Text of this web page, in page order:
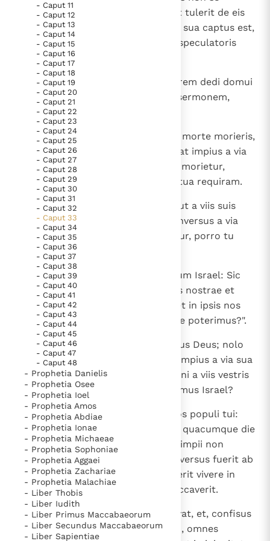
Paus Leo XIV in Pavia: "De stad is zowel een gave als
een taak"
Paus in Pavia: St. Augustinus toont ons de noodzaak om
"naar het innerlijk" toe te keren.
RK Documenten stelt heel veel belangrijke
kerkelijke documenten van de Rooms
Katholieke Kerk in het Nederlands beschikbaar
en is volledig afhankelijk van donaties.
Ik help mee!
- Caput 11
- Caput 12
- Caput 13
- Caput 14
- Caput 15
- Caput 16
- Caput 17
- Caput 18
- Caput 19
- Caput 20
- Caput 21
- Caput 22
- Caput 23
- Caput 24
- Caput 25
- Caput 26
- Caput 27
- Caput 28
- Caput 29
- Caput 30
- Caput 31
- Caput 32
- Caput 33
- Caput 34
- Caput 35
- Caput 36
- Caput 37
- Caput 38
- Caput 39
- Caput 40
- Caput 41
- Caput 42
- Caput 43
- Caput 44
- Caput 45
- Caput 46
- Caput 47
- Caput 48
- Prophetia Danielis
- Prophetia Osee
- Prophetia Ioel
- Prophetia Amos
- Prophetia Abdiae
- Prophetia Ionae
- Prophetia Michaeae
- Prophetia Sophoniae
- Prophetia Aggaei
- Prophetia Zachariae
- Prophetia Malachiae
- Liber Thobis
- Liber Iudith
- Liber Primus Maccabaeorum
- Liber Secundus Maccabaeorum
- Liber Sapientiae
custodierit; veneritque gladius et tulerit de eis
animam: ille quidem in iniquitate sua captus est,
sanguinem autem eius de manu speculatoris
requiram.
Te autem, fili hominis, speculatorem dedi domui
Israel. Audiens ergo ex ore meo sermonem,
commonebis eos ex me.
Si, me dicente ad impium: Impie, morte morieris,
non fueris locutus, ut se custodiat impius a via
sua, ipse impius in iniquitate sua morietur,
sanguinem autem eius de manu tua requiram.
Si autem commonueris impium, ut a viis suis
convertatur, et ille non fuerit conversus a via
sua, ipse in iniquitate sua morietur, porro tu
animam tuam liberasti.
Tu ergo, fili hominis, dic ad domum Israel: Sic
locuti estis, dicentes: "Iniquitates nostrae et
peccata nostra super nos sunt, et in ipsis nos
tabescimus; quomodo ergo vivere poterimus?".
Dic ad eos: Vivo ego, dicit Dominus Deus; nolo
mortem impii, sed ut revertatur impius a via sua
et vivat. Convertimini, convertimini a viis vestris
pessimis; et quare moriemini, domus Israel?
Tu itaque, fili hominis, dic ad filios populi tui:
Iustitia iusti non liberabit eum in quacumque die
praevaricatus fuerit; et impietas impii non
nocebit ei in quacumque die conversus fuerit ab
impietate sua; et iustus non poterit vivere in
iustitia sua in quacumque die peccaverit.
Etiamsi dixero iusto quod vita vivat, et, confisus
in iustitia sua, fecerit iniquitatem, omnes